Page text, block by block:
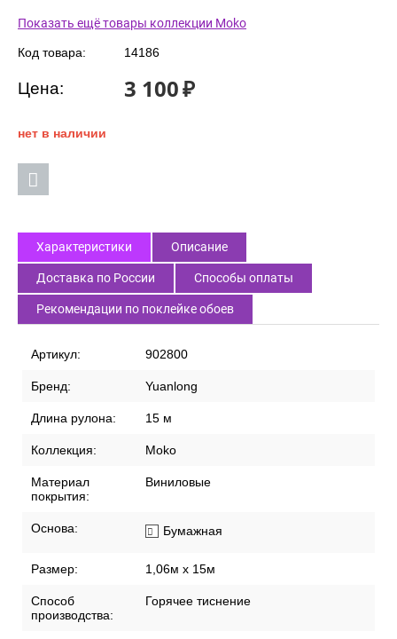
Показать ещё товары коллекции Moko
Код товара: 14186
Цена: 3 100₽
нет в наличии
Характеристики Описание
Доставка по России Способы оплаты
Рекомендации по поклейке обоев
Артикул: 902800
Бренд: Yuanlong
Длина рулона: 15 м
Коллекция: Moko
Материал
покрытия:
Виниловые
Основа: Бумажная
Размер: 1,06м x 15м
Способ
производства:
Горячее тиснение